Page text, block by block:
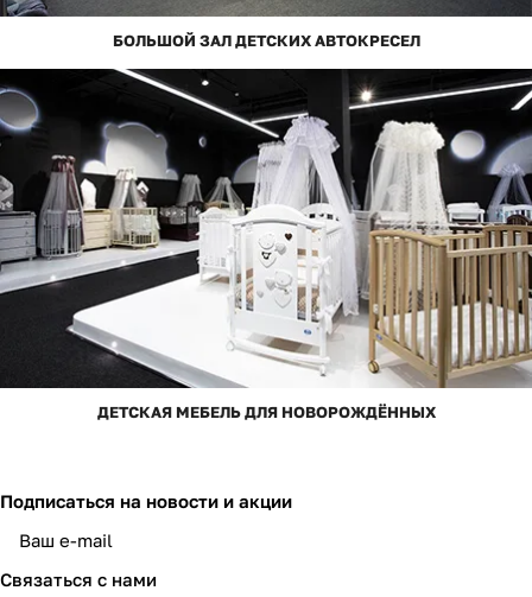
БОЛЬШОЙ ЗАЛ ДЕТСКИХ АВТОКРЕСЕЛ
ДЕТСКАЯ МЕБЕЛЬ ДЛЯ НОВОРОЖДЁННЫХ
Подписаться на новости и акции
Связаться с нами